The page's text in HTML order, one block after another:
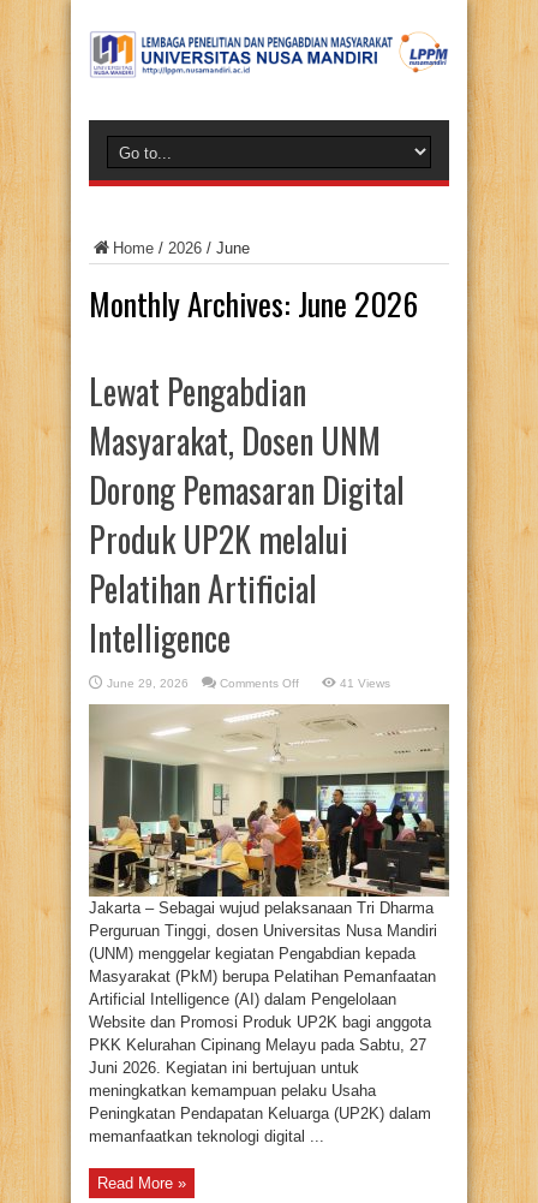
Home / 2026 / June
Monthly Archives: June 2026
Lewat Pengabdian
Masyarakat, Dosen UNM
Dorong Pemasaran Digital
Produk UP2K melalui
Pelatihan Artificial
Intelligence
June 29, 2026 Comments Offon
Pengabdian
Masyarakat,
Dosen
Dorong
Pemasaran
Digital
Produk
UP2K
melalui
Pelatihan
Artificial
Intelligence
41 Views
Jakarta – Sebagai wujud pelaksanaan Tri Dharma
Perguruan Tinggi, dosen Universitas Nusa Mandiri
(UNM) menggelar kegiatan Pengabdian kepada
Masyarakat (PkM) berupa Pelatihan Pemanfaatan
Artificial Intelligence (AI) dalam Pengelolaan
Website dan Promosi Produk UP2K bagi anggota
PKK Kelurahan Cipinang Melayu pada Sabtu, 27
Juni 2026. Kegiatan ini bertujuan untuk
meningkatkan kemampuan pelaku Usaha
Peningkatan Pendapatan Keluarga (UP2K) dalam
memanfaatkan teknologi digital ...
Read More »